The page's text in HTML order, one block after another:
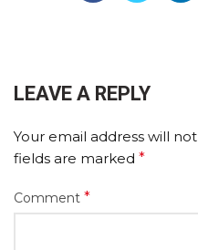
LEAVE A REPLY
Your email address will
fields are marked *
Comment *